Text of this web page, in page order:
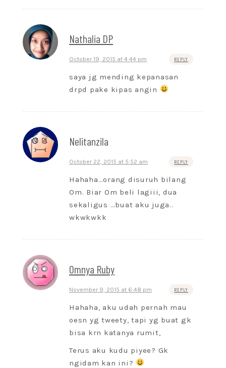
Nathalia DP
October 19, 2015 at 4:44 pm REPLY
saya jg mending kepanasan
drpd pake kipas angin
Nelitanzila
October 22, 2015 at 5:52 am REPLY
Hahaha…orang disuruh bilang
Om. Biar Om beli lagiii, dua
sekaligus …buat aku juga..
wkwkwkk
Omnya Ruby
November 9, 2015 at 6:48 pm REPLY
Hahaha, aku udah pernah mau
oesn yg tweety, tapi yg buat gk
bisa krn katanya rumit,
Terus aku kudu piyee? Gk
ngidam kan ini?